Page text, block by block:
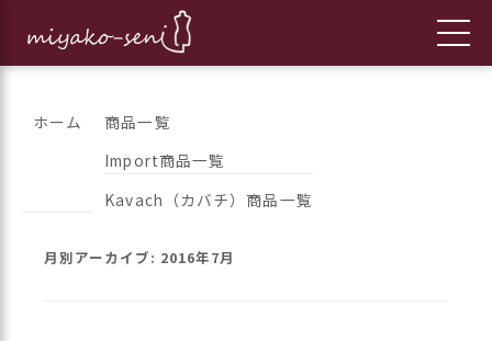
フランス、イタリア、アメリカ
のインポートファッションとオ
都繊維の日々のニュースをお伝えします
ホーム
商品一覧
Import商品一覧
Kavach（カバチ）商品一覧
月別アーカイブ: 2016年7月